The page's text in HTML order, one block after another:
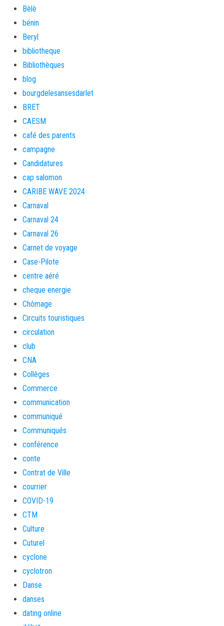
Bèlè
bénin
Beryl
bibliotheque
Bibliothèques
blog
bourgdelesansesdarlet
BRET
CAESM
café des parents
campagne
Candidatures
cap salomon
CARIBE WAVE 2024
Carnaval
Carnaval 24
Carnaval 26
Carnet de voyage
Case-Pilote
centre aéré
cheque energie
Chômage
Circuits touristiques
circulation
club
CNA
Collèges
Commerce
communication
communiqué
Communiqués
conférence
conte
Contrat de Ville
courrier
COVID-19
CTM
Culture
Cuturel
cyclone
cyclotron
Danse
danses
dating online